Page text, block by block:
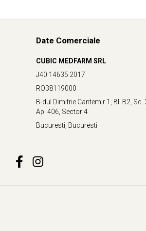
Date Comerciale
CUBIC MEDFARM SRL
J40 14635 2017
RO38119000
B-dul Dimitrie Cantemir 1, Bl. B2, Sc.
Ap. 406, Sector 4
Bucuresti, Bucuresti